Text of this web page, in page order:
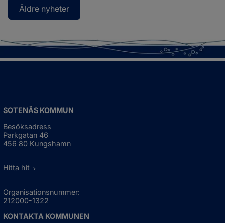
Äldre nyheter
SOTENÄS KOMMUN
Besöksadress
Parkgatan 46
456 80 Kungshamn
Hitta hit
Organisationsnummer:
212000-1322
KONTAKTA KOMMUNEN